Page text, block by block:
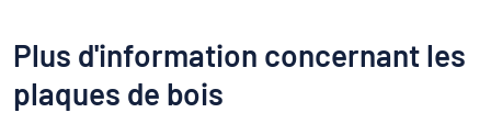
Plus d'information concernant les
plaques de bois